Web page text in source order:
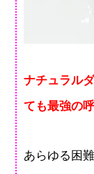
ナチュラル
ても最強の
あらゆる困